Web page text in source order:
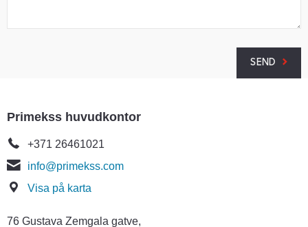
SEND
Primekss huvudkontor
+371 26461021
info@primekss.com
Visa på karta
76 Gustava Zemgala gatve,